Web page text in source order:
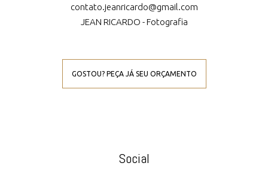
contato.jeanricardo@gmail.com
JEAN RICARDO - Fotografia
GOSTOU? PEÇA JÁ SEU ORÇAMENTO
Social